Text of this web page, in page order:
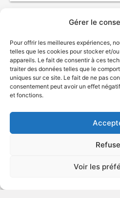
Gérer le
Pour offrir les meilleures expériences,
telles que les cookies pour stocker et/
appareils. Le fait de consentir à ces
traiter des données telles que le
uniques sur ce site. Le fait de ne pas
consentement peut avoir un effet
et fonctions.
Voir les
Plan du
Accès à
Politique de